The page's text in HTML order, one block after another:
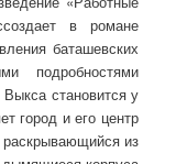
в романе
баташевских
подробностями
становится у
город и его центр
из